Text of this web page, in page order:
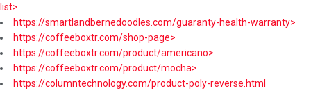
list>
https://smartlandbernedoodles.com/guaranty-health-warranty>
https://coffeeboxtr.com/shop-page>
https://coffeeboxtr.com/product/americano>
https://coffeeboxtr.com/product/mocha>
https://columntechnology.com/product-poly-reverse.html